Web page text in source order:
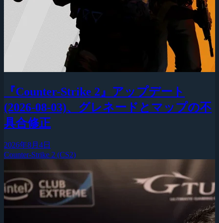
『Counter-Strike 2』アップデート
(2026-08-03)、グレネードとマップの不
具合修正
2026年8月4日
Counter-Strike 2 (CS2)